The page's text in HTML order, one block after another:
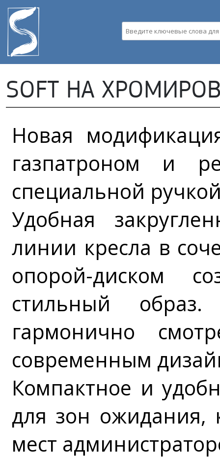
SOFT НА
Новая
газпатроном и
специальной
Удобная
линии кресла в
опорой-диском
стильный
гармонично
современным
Компактное и
для зон ожидания,
мест